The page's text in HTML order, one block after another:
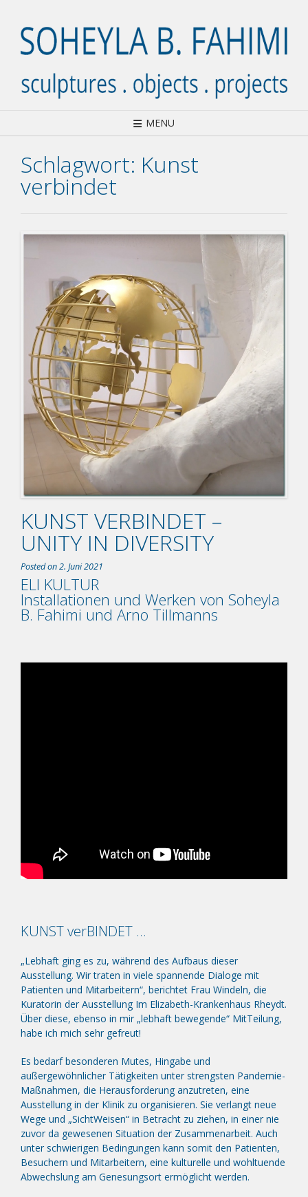
content
MENU
Schlagwort: Kunst
verbindet
KUNST VERBINDET –
UNITY IN DIVERSITY
Posted on2. Juni 2021
ELI KULTUR
Installationen und Werken von Soheyla
B. Fahimi und Arno Tillmanns
KUNST verBINDET …
„Lebhaft ging es zu, während des Aufbaus dieser
Ausstellung. Wir traten in viele spannende Dialoge mit
Patienten und Mitarbeitern“, berichtet Frau Windeln, die
Kuratorin der Ausstellung Im Elizabeth-Krankenhaus Rheydt.
Über diese, ebenso in mir „lebhaft bewegende“ MitTeilung,
habe ich mich sehr gefreut!
Es bedarf besonderen Mutes, Hingabe und
außergewöhnlicher Tätigkeiten unter strengsten Pandemie-
Maßnahmen, die Herausforderung anzutreten, eine
Ausstellung in der Klinik zu organisieren. Sie verlangt neue
Wege und „SichtWeisen“ in Betracht zu ziehen, in einer nie
zuvor da gewesenen Situation der Zusammenarbeit. Auch
unter schwierigen Bedingungen kann somit den Patienten,
Besuchern und Mitarbeitern, eine kulturelle und wohltuende
Abwechslung am Genesungsort ermöglicht werden.